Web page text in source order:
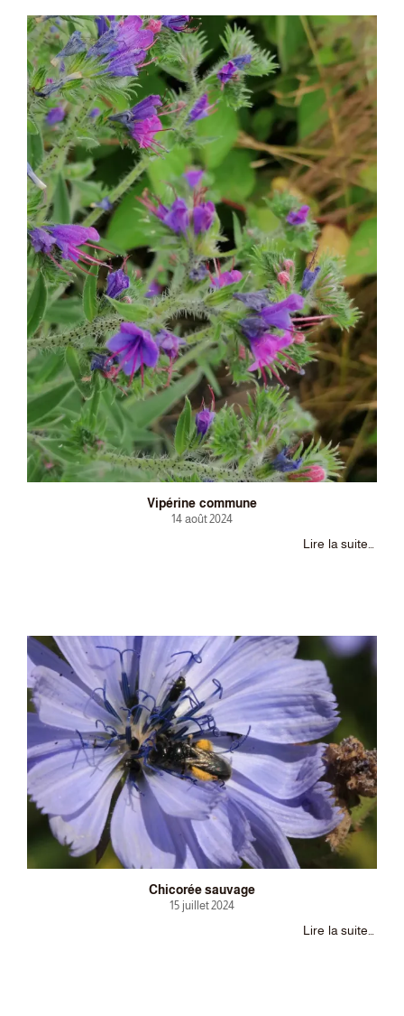
Vipérine commune
14 août 2024
Lire la suite…
Chicorée sauvage
15 juillet 2024
Lire la suite…